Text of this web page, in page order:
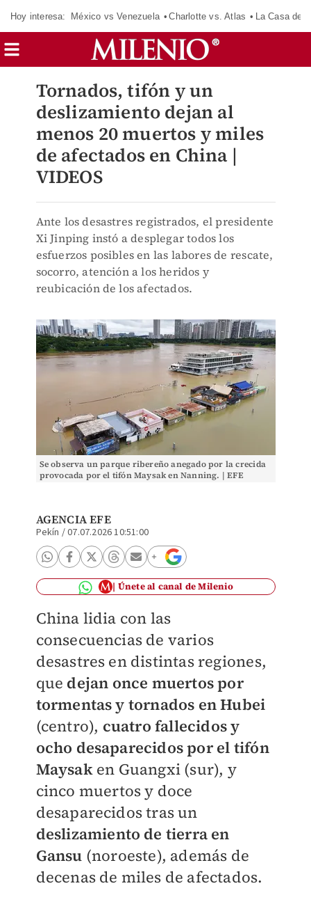
Hoy interesa: México vs Venezuela Charlotte vs. Atlas La Casa de
Tornados, tifón y un
deslizamiento dejan al
menos 20 muertos y miles
de afectados en China |
VIDEOS
Ante los desastres registrados, el presidente
Xi Jinping instó a desplegar todos los
esfuerzos posibles en las labores de rescate,
socorro, atención a los heridos y
reubicación de los afectados.
Se observa un parque ribereño anegado por la crecida
provocada por el tifón Maysak en Nanning. | EFE
AGENCIA EFE
Pekín /07.07.2026 10:51:00
Únete al canal de Milenio
China lidia con las
consecuencias de varios
desastres en distintas regiones,
que dejan once muertos por
tormentas y tornados en Hubei
(centro), cuatro fallecidos y
ocho desaparecidos por el tifón
Maysaken Guangxi (sur), y
cinco muertos y doce
desaparecidos tras un
deslizamiento de tierra en
Gansu (noroeste), además de
decenas de miles de afectados.